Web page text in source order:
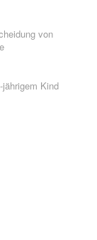
von
Kind